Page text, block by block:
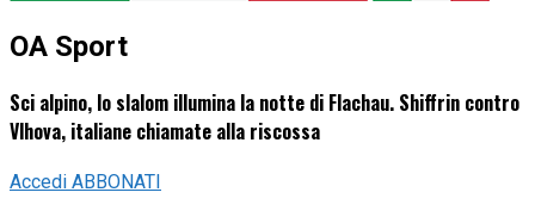
OA Sport
Sci alpino, lo slalom illumina la notte di Flachau. Shiffrin contro
Vlhova, italiane chiamate alla riscossa
Accedi ABBONATI